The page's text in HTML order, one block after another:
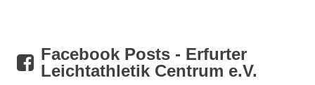
Facebook Posts - Erfurter
Leichtathletik Centrum e.V.